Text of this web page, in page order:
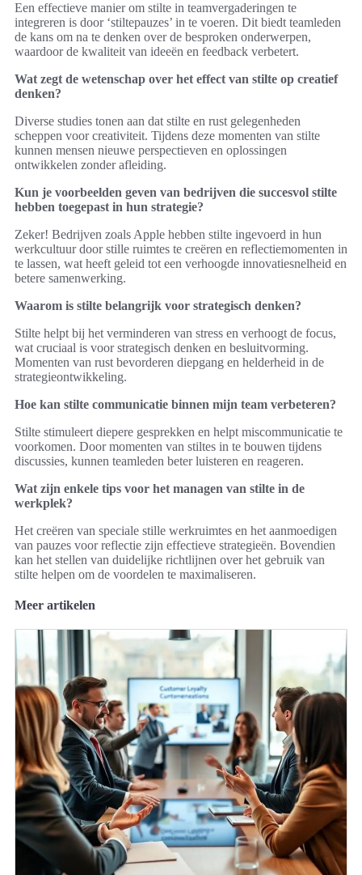
Een effectieve manier om stilte in teamvergaderingen te
integreren is door ‘stiltepauzes’ in te voeren. Dit biedt teamleden
de kans om na te denken over de besproken onderwerpen,
waardoor de kwaliteit van ideeën en feedback verbetert.
Wat zegt de wetenschap over het effect van stilte op creatief
denken?
Diverse studies tonen aan dat stilte en rust gelegenheden
scheppen voor creativiteit. Tijdens deze momenten van stilte
kunnen mensen nieuwe perspectieven en oplossingen
ontwikkelen zonder afleiding.
Kun je voorbeelden geven van bedrijven die succesvol stilte
hebben toegepast in hun strategie?
Zeker! Bedrijven zoals Apple hebben stilte ingevoerd in hun
werkcultuur door stille ruimtes te creëren en reflectiemomenten in
te lassen, wat heeft geleid tot een verhoogde innovatiesnelheid en
betere samenwerking.
Waarom is stilte belangrijk voor strategisch denken?
Stilte helpt bij het verminderen van stress en verhoogt de focus,
wat cruciaal is voor strategisch denken en besluitvorming.
Momenten van rust bevorderen diepgang en helderheid in de
strategieontwikkeling.
Hoe kan stilte communicatie binnen mijn team verbeteren?
Stilte stimuleert diepere gesprekken en helpt miscommunicatie te
voorkomen. Door momenten van stiltes in te bouwen tijdens
discussies, kunnen teamleden beter luisteren en reageren.
Wat zijn enkele tips voor het managen van stilte in de
werkplek?
Het creëren van speciale stille werkruimtes en het aanmoedigen
van pauzes voor reflectie zijn effectieve strategieën. Bovendien
kan het stellen van duidelijke richtlijnen over het gebruik van
stilte helpen om de voordelen te maximaliseren.
Meer artikelen